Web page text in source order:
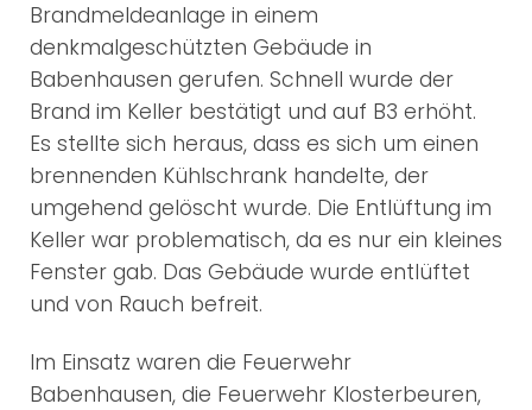
Brandmeldeanlage in einem
denkmalgeschützten Gebäude in
Babenhausen gerufen. Schnell wurde der
Brand im Keller bestätigt und auf B3 erhöht.
Es stellte sich heraus, dass es sich um einen
brennenden Kühlschrank handelte, der
umgehend gelöscht wurde. Die Entlüftung im
Keller war problematisch, da es nur ein kleines
Fenster gab. Das Gebäude wurde entlüftet
und von Rauch befreit.
Im Einsatz waren die Feuerwehr
Babenhausen, die Feuerwehr Klosterbeuren,